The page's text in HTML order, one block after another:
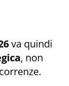
va quindi
, non